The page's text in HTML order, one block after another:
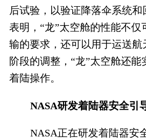
后试验，以验证降落伞系统和
表明，“龙”太空舱的性能不仅
输的要求，还可以用于运送航
阶段的调整，“龙”太空舱还能
着陆操作。
NASA研发着陆器安全引
NASA正在研发着陆器安